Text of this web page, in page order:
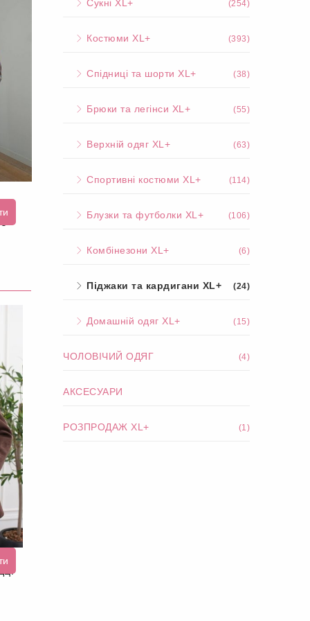
Сукні XL+ (254)
Костюми XL+ (393)
Спідниці та шорти XL+ (38)
Брюки та легінси XL+ (55)
Верхній одяг XL+ (63)
Спортивні костюми XL+ (114)
Блузки та футболки XL+ (106)
Комбінезони XL+ (6)
Піджаки та кардигани XL+ (24)
Домашній одяг XL+ (15)
ЧОЛОВІЧИЙ ОДЯГ (4)
АКСЕСУАРИ
РОЗПРОДАЖ XL+ (1)